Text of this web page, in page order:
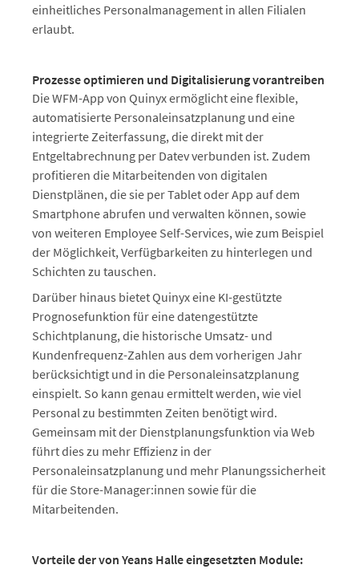
einheitliches Personalmanagement in allen Filialen
erlaubt.
Prozesse optimieren und Digitalisierung vorantreiben
Die WFM-App von Quinyx ermöglicht eine flexible,
automatisierte Personaleinsatzplanung und eine
integrierte Zeiterfassung, die direkt mit der
Entgeltabrechnung per Datev verbunden ist. Zudem
profitieren die Mitarbeitenden von digitalen
Dienstplänen, die sie per Tablet oder App auf dem
Smartphone abrufen und verwalten können, sowie
von weiteren Employee Self-Services, wie zum Beispiel
der Möglichkeit, Verfügbarkeiten zu hinterlegen und
Schichten zu tauschen.
Darüber hinaus bietet Quinyx eine KI-gestützte
Prognosefunktion für eine datengestützte
Schichtplanung, die historische Umsatz- und
Kundenfrequenz-Zahlen aus dem vorherigen Jahr
berücksichtigt und in die Personaleinsatzplanung
einspielt. So kann genau ermittelt werden, wie viel
Personal zu bestimmten Zeiten benötigt wird.
Gemeinsam mit der Dienstplanungsfunktion via Web
führt dies zu mehr Effizienz in der
Personaleinsatzplanung und mehr Planungssicherheit
für die Store-Manager:innen sowie für die
Mitarbeitenden.
Vorteile der von Yeans Halle eingesetzten Module: